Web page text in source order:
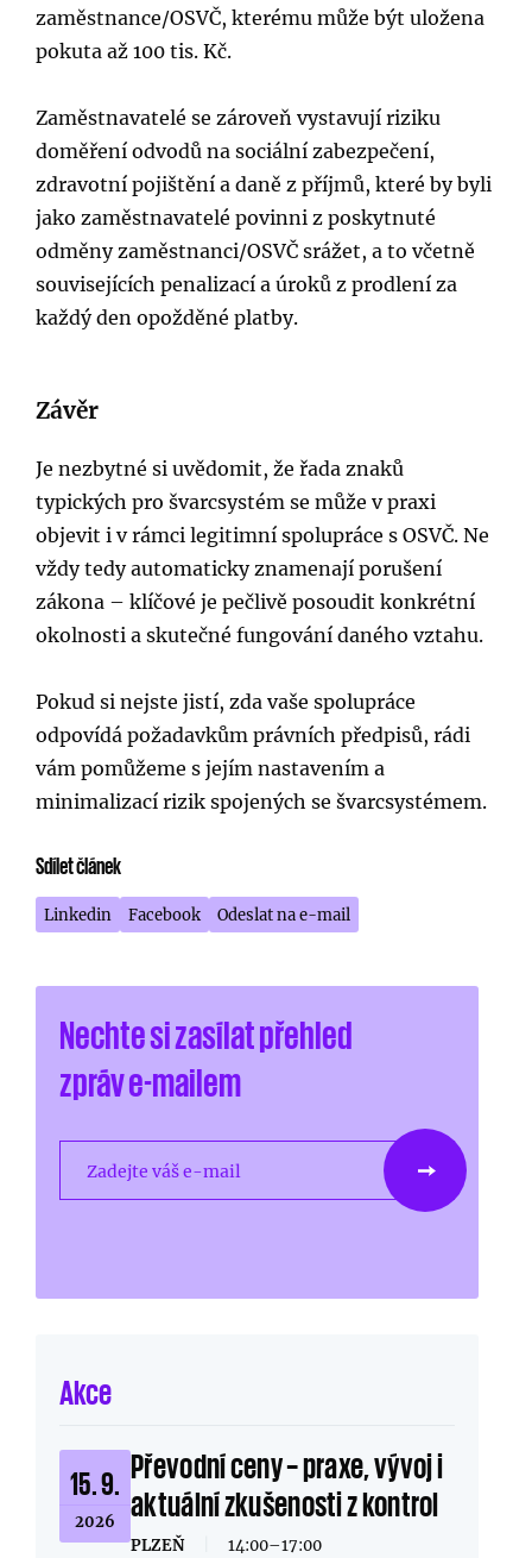
zaměstnance/OSVČ, kterému může být uložena
pokuta až 100 tis. Kč.
Zaměstnavatelé se zároveň vystavují riziku
doměření odvodů na sociální zabezpečení,
zdravotní pojištění a daně z příjmů, které by byli
jako zaměstnavatelé povinni z poskytnuté
odměny zaměstnanci/OSVČ srážet, a to včetně
souvisejících penalizací a úroků z prodlení za
každý den opožděné platby.
Závěr
Je nezbytné si uvědomit, že řada znaků
typických pro švarcsystém se může v praxi
objevit i v rámci legitimní spolupráce s OSVČ. Ne
vždy tedy automaticky znamenají porušení
zákona – klíčové je pečlivě posoudit konkrétní
okolnosti a skutečné fungování daného vztahu.
Pokud si nejste jistí, zda vaše spolupráce
odpovídá požadavkům právních předpisů, rádi
vám pomůžeme s jejím nastavením a
minimalizací rizik spojených se švarcsystémem.
Sdílet článek
Linkedin Facebook Odeslat na e-mail
Nechte si zasílat přehled
zpráv e-mailem
Zadejte váš e-mail
Akce
15. 9.
2026
Převodní ceny – praxe, vývoj i
aktuální zkušenosti z kontrol
PLZEŇ 14:00–17:00